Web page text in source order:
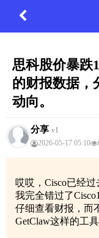
思科股价暴跌
的财报数据，
动向。
分享 v1
2026-05-17 05:10
哎哎，Cisco已经
我完全错过了
仔细查看财报，而
GetClaw这样的工